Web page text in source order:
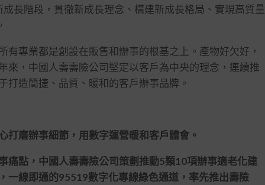
成長階段，貫徹新成長理念、構建新成長格局、實現高質量
專業都是創設在販售和辦事的根基之上。產物好欠好，
來，中國人壽壽險公司堅定以客戶為中央的理念，連續推
打造簡捷、品質、暖和的客戶辦事品牌。
磨辦事細節，用數字運營暖和客戶體會。
點，中國人壽壽險公司策劃推動5類10項辦事適老化建
一線即通的95519數字化專線綠色通道，率先推出壽險